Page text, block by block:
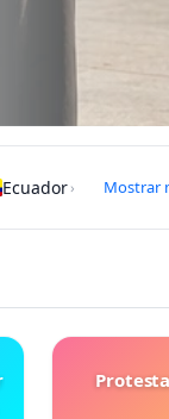
Ecuador› Mostrar